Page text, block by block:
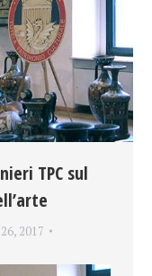
TPC sul
2017